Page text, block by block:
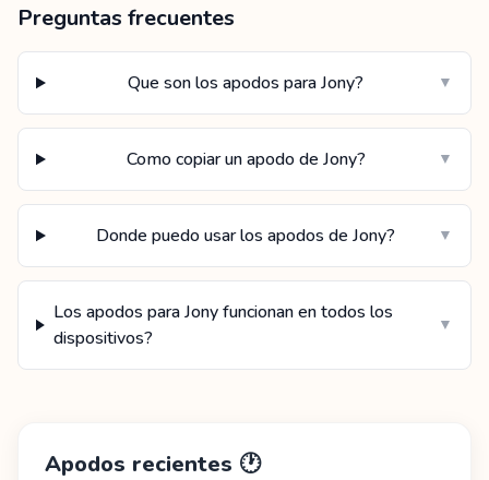
Preguntas frecuentes
Que son los apodos para Jony? ▼
Como copiar un apodo de Jony? ▼
Donde puedo usar los apodos de Jony? ▼
Los apodos para Jony funcionan en todos los
dispositivos?
▼
Apodos recientes 🕐